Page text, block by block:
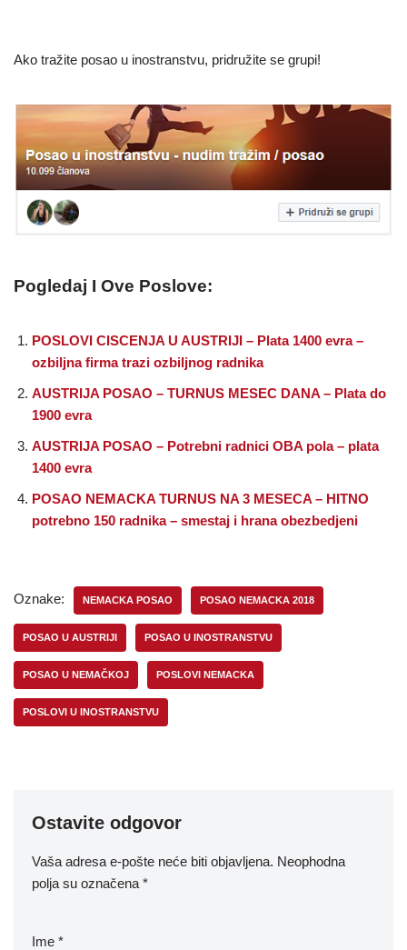
Ako tražite posao u inostranstvu, pridružite se grupi!
Pogledaj I Ove Poslove:
POSLOVI CISCENJA U AUSTRIJI – Plata 1400 evra –
ozbiljna firma trazi ozbiljnog radnika
AUSTRIJA POSAO – TURNUS MESEC DANA – Plata do
1900 evra
AUSTRIJA POSAO – Potrebni radnici OBA pola – plata
1400 evra
POSAO NEMACKA TURNUS NA 3 MESECA – HITNO
potrebno 150 radnika – smestaj i hrana obezbedjeni
Oznake: NEMACKA POSAO POSAO NEMACKA 2018
POSAO U AUSTRIJI POSAO U INOSTRANSTVU
POSAO U NEMAČKOJ POSLOVI NEMACKA
POSLOVI U INOSTRANSTVU
Ostavite odgovor
Vaša adresa e-pošte neće biti objavljena. Neophodna
polja su označena *
Ime *